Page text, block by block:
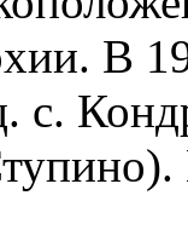
В
с.